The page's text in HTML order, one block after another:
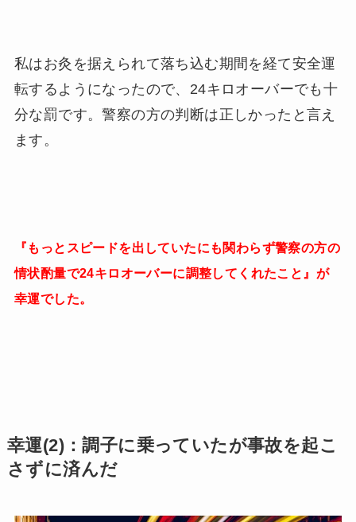
私はお灸を据えられて落ち込む期間を経て安全運
転するようになったので、24キロオーバーでも十
分な罰です。警察の方の判断は正しかったと言え
ます。
『もっとスピードを出していたにも関わらず警察の方の
情状酌量で24キロオーバーに調整してくれたこと』が
幸運でした。
幸運(2)：調子に乗っていたが事故を起こ
さずに済んだ